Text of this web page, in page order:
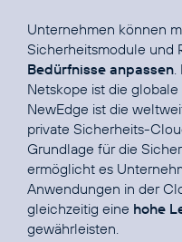
Unternehmen können
Sicherheitsmodule und
Bedürfnisse anpassen.
Netskope ist die globale
NewEdge ist die
private Sicherheits-
Grundlage für die
ermöglicht es
Anwendungen in der
gleichzeitig eine hohe
gewährleisten.